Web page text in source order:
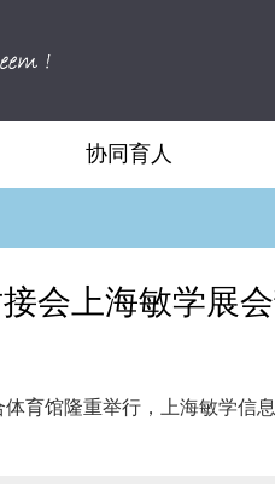
协同育人
会上海敏学展
育馆隆重举行，上海敏学信